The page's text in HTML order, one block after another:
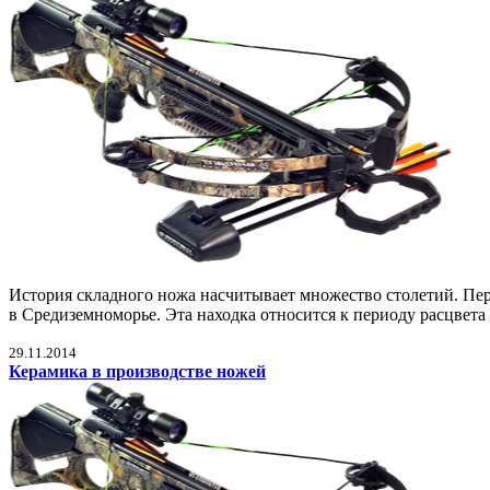
История складного ножа насчитывает множество столетий.
в Средиземноморье. Эта находка относится к периоду
29.11.2014
Керамика в производстве ножей